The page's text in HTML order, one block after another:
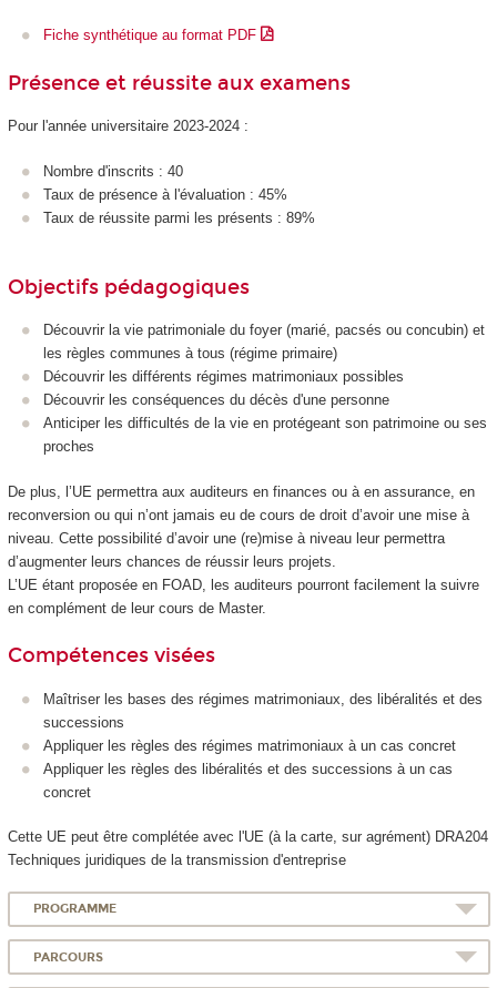
Fiche synthétique au format PDF
Présence et réussite aux examens
Pour l'année universitaire 2023-2024 :
Nombre d'inscrits : 40
Taux de présence à l'évaluation : 45%
Taux de réussite parmi les présents : 89%
Objectifs pédagogiques
Découvrir la vie patrimoniale du foyer (marié, pacsés ou concubin) et
les règles communes à tous (régime primaire)
Découvrir les différents régimes matrimoniaux possibles
Découvrir les conséquences du décès d'une personne
Anticiper les difficultés de la vie en protégeant son patrimoine ou ses
proches
De plus, l’UE permettra aux auditeurs en finances ou à en assurance, en
reconversion ou qui n’ont jamais eu de cours de droit d’avoir une mise à
niveau. Cette possibilité d’avoir une (re)mise à niveau leur permettra
d’augmenter leurs chances de réussir leurs projets.
L’UE étant proposée en FOAD, les auditeurs pourront facilement la suivre
en complément de leur cours de Master.
Compétences visées
Maîtriser les bases des régimes matrimoniaux, des libéralités et des
successions
Appliquer les règles des régimes matrimoniaux à un cas concret
Appliquer les règles des libéralités et des successions à un cas
concret
Cette UE peut être complétée avec l'UE (à la carte, sur agrément) DRA204
Techniques juridiques de la transmission d'entreprise
PROGRAMME
PARCOURS